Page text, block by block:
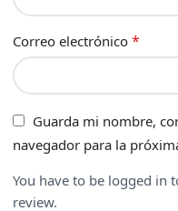
Correo electrónico *
Guarda mi nombre,
navegador para la
You have to be logged in
review.